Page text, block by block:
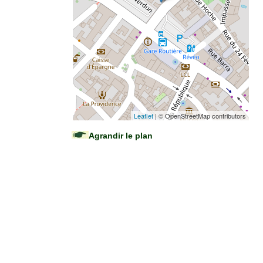
Leaflet | © OpenStreetMap contributors
Agrandir le plan